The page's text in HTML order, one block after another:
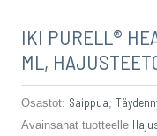
IKI PURELL®
ML,
Osastot: Saippua ,
Avainsanat tuotteelle